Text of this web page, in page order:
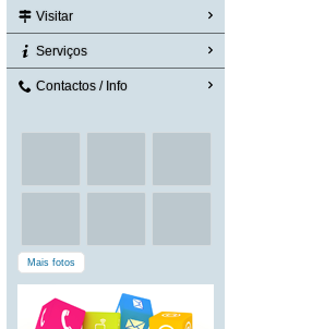
Visitar
Serviços
Contactos / Info
Mais fotos